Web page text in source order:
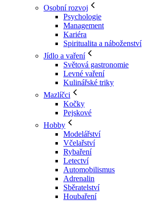
Osobní rozvoj
Psychologie
Management
Kariéra
Spiritualita a náboženství
Jídlo a vaření
Světová gastronomie
Levné vaření
Kulinářské triky
Mazlíčci
Kočky
Pejskové
Hobby
Modelářství
Včelařství
Rybaření
Letectví
Automobilismus
Adrenalin
Sběratelství
Houbaření